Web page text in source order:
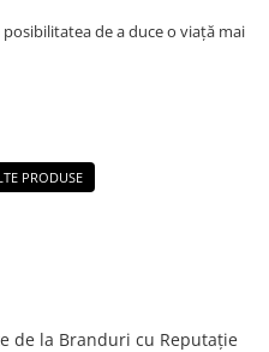
posibilitatea de a duce o viață mai
PRODUSE
de la Branduri cu Reputație